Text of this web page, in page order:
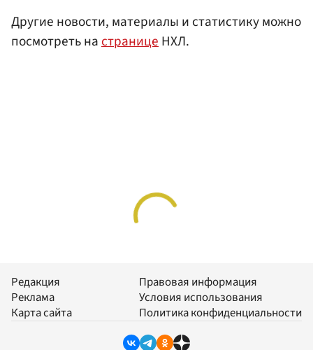
Другие новости, материалы и статистику можно
посмотреть настраницеНХЛ.
Редакция
Реклама
Карта сайта
Правовая информация
Условия использования
Политика конфиденциальности